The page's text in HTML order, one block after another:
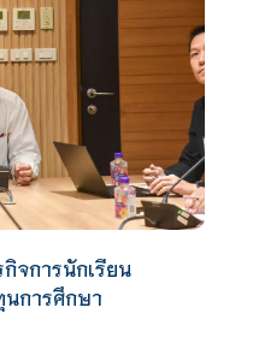
จการนักเรียน
การศึกษา